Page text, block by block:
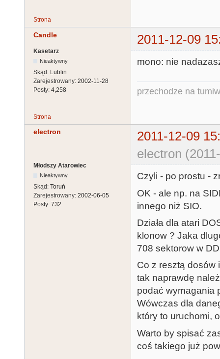
Strona
Candle 2011-12-09
Kasetarz
Nieaktywny
Skąd: Lublin
Zarejestrowany: 2002-11-28
Posty: 4,258
mono: nie
przechodze na
Strona
electron
2011-12-09
electron
Młodszy Atarowiec
Nieaktywny
Skąd: Toruń
Zarejestrowany: 2002-06-05
Posty: 732
Czyli - po prostu -
OK - ale np. na
innego niż SIO.
Działa dla atari
klonow ? Jaka
708 sektorow w
Co z resztą dosów
tak naprawdę
podać wymagania
Wówczas dla
który to uruchomi,
Warto by spisać
coś takiego już